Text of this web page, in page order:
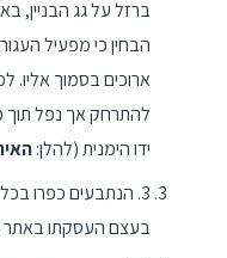
ברזל על גג הבניין,
הבחין כי מפעיל
ארוכים בסמוך אליו.
להתרחק אך נפל תוך
ידו הימנית (להלן:
3. הנתבעים כפרו
בעצם העסקתו באתר